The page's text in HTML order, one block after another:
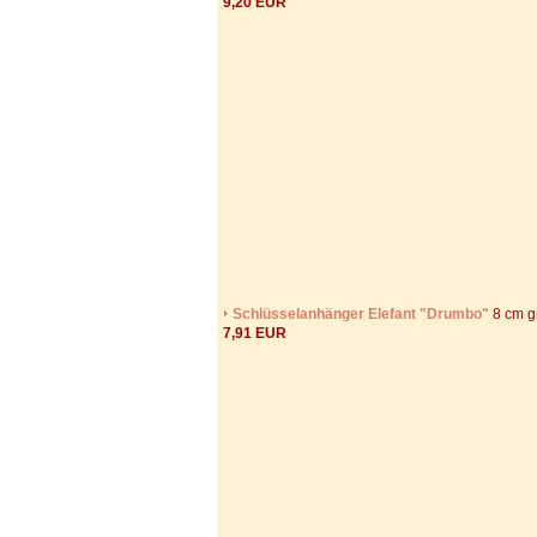
Schlüsselanhänger Elefant "Drumbo" 8 cm
7,91 EUR